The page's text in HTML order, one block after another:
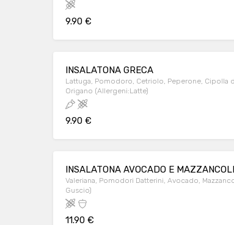
9.90 €
INSALATONA GRECA
Lattuga, Pomodoro, Cetriolo, Peperone, Cipolla
Origano (Allergeni:Latte)
9.90 €
INSALATONA AVOCADO E
Valeriana, Pomodori Datterini, Avocado,
Guscio)
11.90 €